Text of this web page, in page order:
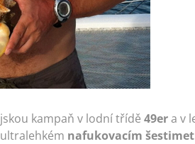
kampaň v lodní třídě 49era v
nafukovacím